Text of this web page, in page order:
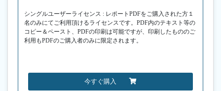
シングルユーザーライセンス : レポートPDFをご購入された方１
名のみにてご利用頂けるライセンスです。PDF内のテキスト等の
コピー＆ペースト、PDFの印刷は可能ですが、印刷したもののご
利用もPDFのご購入者のみに限定されます。
今すぐ購入